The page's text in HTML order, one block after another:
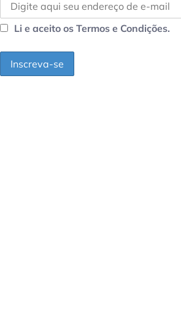
Li e aceito os Termos e Condições.